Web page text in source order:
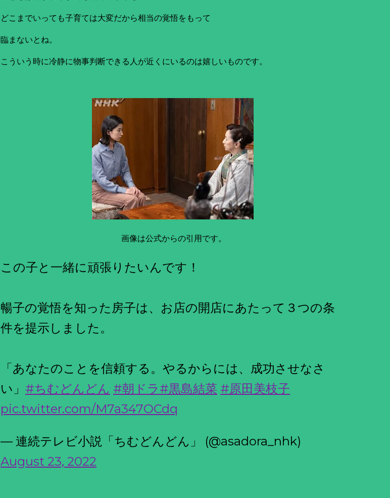
どこまでいっても子育ては大変だから相当の覚悟をもって
臨まないとね。
こういう時に冷静に物事判断できる人が近くにいるのは嬉しいものです。
画像は公式からの引用です。
この子と一緒に頑張りたいんです！
暢子の覚悟を知った房子は、お店の開店にあたって３つの条
件を提示しました。
「あなたのことを信頼する。やるからには、成功させなさ
い」 #ちむどんどん #朝ドラ #黒島結菜 #原田美枝子
pic.twitter.com/M7a347OCdq
— 連続テレビ小説「ちむどんどん」 (@asadora_nhk)
August 23, 2022